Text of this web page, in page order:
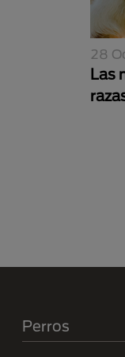
28
Las
Perros